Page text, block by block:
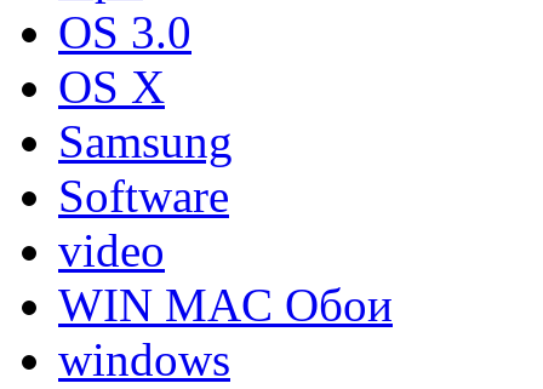
OS 3.0
OS X
Samsung
Software
video
WIN MAC Обои
windows